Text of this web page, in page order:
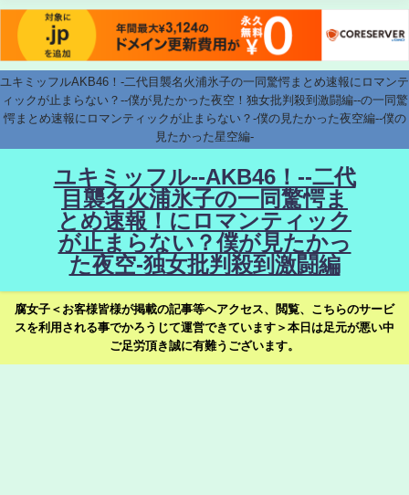
ユキミッフルAKB46！-二代目襲名火浦氷子の一同驚愕まとめ速報にロマンテ
ィックが止まらない？--僕が見たかった夜空！独女批判殺到激闘編--の一同驚
愕まとめ速報にロマンティックが止まらない？-僕の見たかった夜空編--僕の
見たかった星空編-
ユキミッフル--AKB46！--二代
目襲名火浦氷子の一同驚愕ま
とめ速報！にロマンティック
が止まらない？僕が見たかっ
た夜空-独女批判殺到激闘編
腐女子＜お客様皆様が掲載の記事等へアクセス、閲覧、こちらのサービ
スを利用される事でかろうじて運営できています＞本日は足元が悪い中
ご足労頂き誠に有難うございます。